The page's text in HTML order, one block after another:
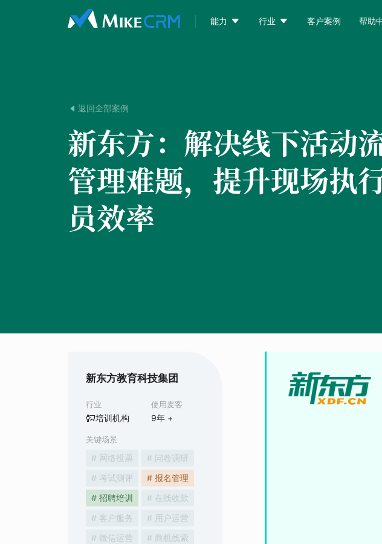
能力  行业  客户案例 帮助
 返回全部案例
新东方： 解决线下活动
管理难题，提升现场执
员效率
新东方教育科技集团
行业
培训机构
使用麦客
9年 +
关键场景
# 网络投票
# 问卷调研
# 考试测评
# 报名管理
# 招聘培训
# 在线收款
# 客户服务
# 用户运营
# 微信运营
# 商机线索